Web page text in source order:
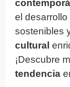
el desarrollo
sostenibles
cultural
¡Descubre
tendencia